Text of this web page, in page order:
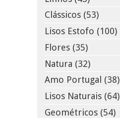
Clássicos (53)
Lisos Estofo (100)
Flores (35)
Natura (32)
Amo Portugal (38)
Lisos Naturais (64)
Geométricos (54)